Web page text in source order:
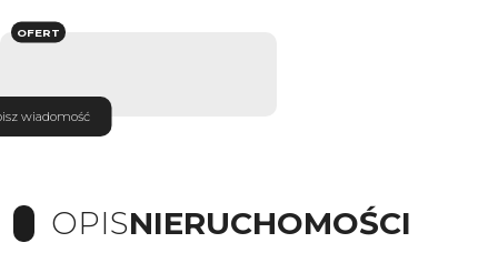
wiadomość
OFERT
OPISNIERUCHOMOŚCI